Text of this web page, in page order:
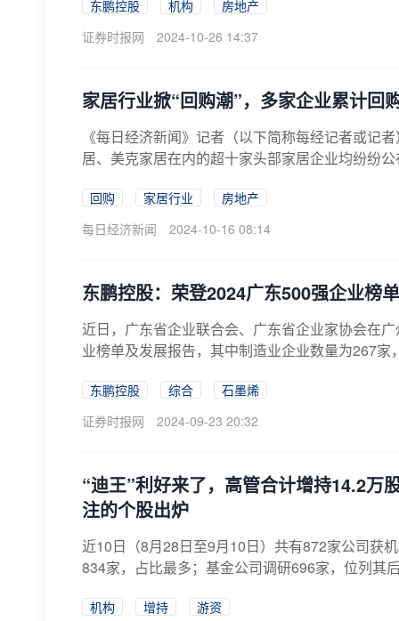
东鹏控股 机构
房地产
证券时报网
2024-10-26 14:37
家居行业掀“回购潮”，多家企业累计回
《每日经济新闻》记者（以下简称每经记者或记
居、美克家居在内的超十家头部家居企业均纷纷
回购 家居行业
房地产
每日经济新闻
2024-10-16 08:14
东鹏控股：荣登2024广东500强企业榜单
近日，广东省企业联合会、广东省企业家协会在
业榜单及发展报告，其中制造业企业数量为267
东鹏控股 综合
石墨烯
证券时报网
2024-09-23 20:32
“迪王”利好来了，高管合计增持14.2万
注的个股出炉
近10日（8月28日至9月10日）共有872家公司获
834家，占比最多；基金公司调研696家，位列其
机构 增持
游资